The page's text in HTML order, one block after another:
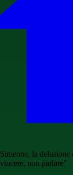
Simeone, la
vincere, non parlare"